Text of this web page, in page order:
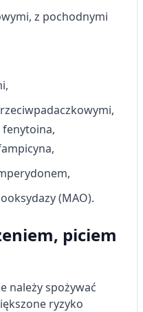
z pochodnymi
(MAO).
piciem
należy spożywać
ryzyko